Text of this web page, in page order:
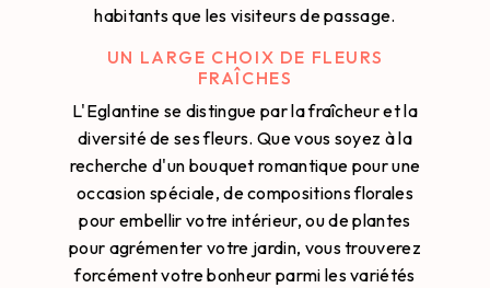
habitants que les visiteurs de passage.
UN LARGE CHOIX DE FLEURS
FRAÎCHES
L'Eglantine se distingue par la fraîcheur et la
diversité de ses fleurs. Que vous soyez à la
recherche d'un bouquet romantique pour une
occasion spéciale, de compositions florales
pour embellir votre intérieur, ou de plantes
pour agrémenter votre jardin, vous trouverez
forcément votre bonheur parmi les variétés